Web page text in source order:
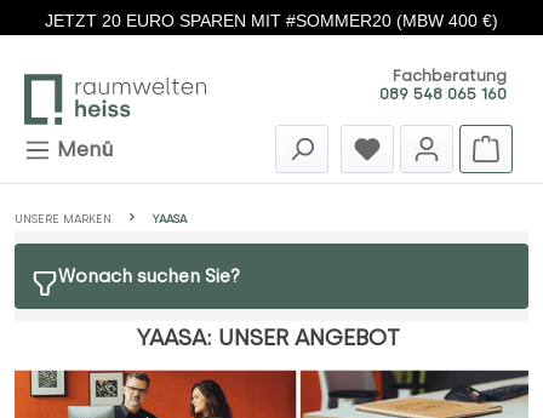
Zum Hauptinhalt springen
JETZT 20 EURO SPAREN MIT #SOMMER20 (MBW 400 €)
Fachberatung
089 548 065 160
Menü
UNSERE MARKEN YAASA
Wonach suchen Sie?
YAASA: UNSER ANGEBOT